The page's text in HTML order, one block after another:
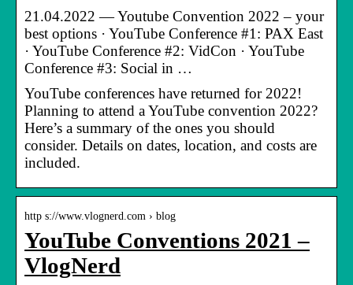
21.04.2022 — Youtube Convention 2022 – your
best options · YouTube Conference #1: PAX East
· YouTube Conference #2: VidCon · YouTube
Conference #3: Social in …
YouTube conferences have returned for 2022!
Planning to attend a YouTube convention 2022?
Here’s a summary of the ones you should
consider. Details on dates, location, and costs are
included.
http s://www.vlognerd.com › blog
YouTube Conventions 2021 –
VlogNerd